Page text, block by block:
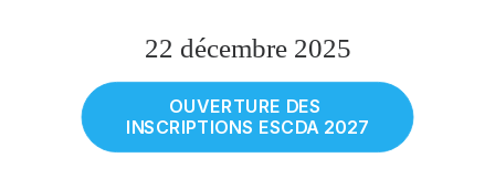
22 décembre 2025
OUVERTURE DES
INSCRIPTIONS ESCDA 2027